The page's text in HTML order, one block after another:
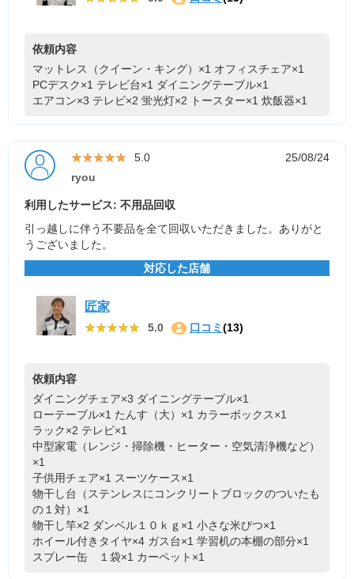
依頼内容
マットレス（クイーン・キング）×1 オフィスチェア×1
PCデスク×1 テレビ台×1 ダイニングテーブル×1
エアコン×3 テレビ×2 蛍光灯×2 トースター×1 炊飯器×1
★★★★★
★★★★★ 5.0
25/08/24
ryou
利用したサービス: 不用品回収
引っ越しに伴う不要品を全て回収いただきました。ありがと
うございました。
対応した店舗
匠家
★★★★★
★★★★★ 5.0 口コミ (13)
依頼内容
ダイニングチェア×3 ダイニングテーブル×1
ローテーブル×1 たんす（大）×1 カラーボックス×1
ラック×2 テレビ×1
中型家電（レンジ・掃除機・ヒーター・空気清浄機など）
×1
子供用チェア×1 スーツケース×1
物干し台（ステンレスにコンクリートブロックのついたも
の１対）×1
物干し竿×2 ダンベル１０ｋｇ×1 小さな米びつ×1
ホイール付きタイヤ×4 ガス台×1 学習机の本棚の部分×1
スプレー缶 １袋×1 カーペット×1